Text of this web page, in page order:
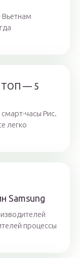
Вьетнам
ТОП — 5
часы Рис.
легко
Samsung
процессы